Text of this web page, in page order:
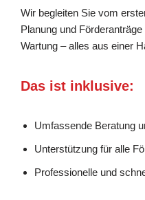
Wir begleiten Sie vom
Planung und
Wartung – alles aus einer
Das ist inklusive:
Umfassende Beratung
Unterstützung für alle
Professionelle und